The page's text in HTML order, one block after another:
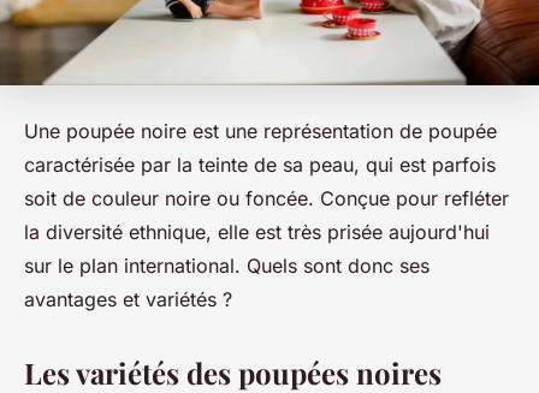
Une poupée noire est une représentation de poupée
caractérisée par la teinte de sa peau, qui est parfois
soit de couleur noire ou foncée. Conçue pour refléter
la diversité ethnique, elle est très prisée aujourd'hui
sur le plan international. Quels sont donc ses
avantages et variétés ?
Les variétés des poupées noires